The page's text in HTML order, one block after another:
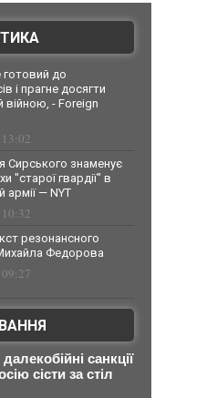
до
і прагне досягти
війною, - Foreign
Сирського знаменує
"старої гвардії" в
армії — NYT
резонансного
Федорова
санкції
сісти за стіл